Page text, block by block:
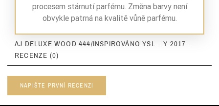
procesem stárnutí parfému. Změna barvy není
obvykle patrná na kvalitě vůně parfému.
AJ DELUXE WOOD 444/INSPIROVÁNO YSL – Y 2017 -
RECENZE (0)
NAPIŠTE PRVNÍ RECENZI